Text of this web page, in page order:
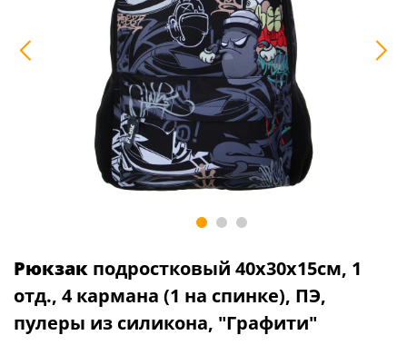
Рюкзак подростковый 40х30х15см, 1
отд., 4 кармана (1 на спинке), ПЭ,
пулеры из силикона, "Графити"